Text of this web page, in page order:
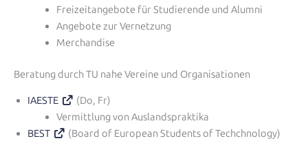
Freizeitangebote für Studierende und Alumni
Angebote zur Vernetzung
Merchandise
Beratung durch TU nahe Vereine und Organisationen
IAESTE
(Do, Fr)
Vermittlung von Auslandspraktika
BEST
(Board of European Students of Techchnology)